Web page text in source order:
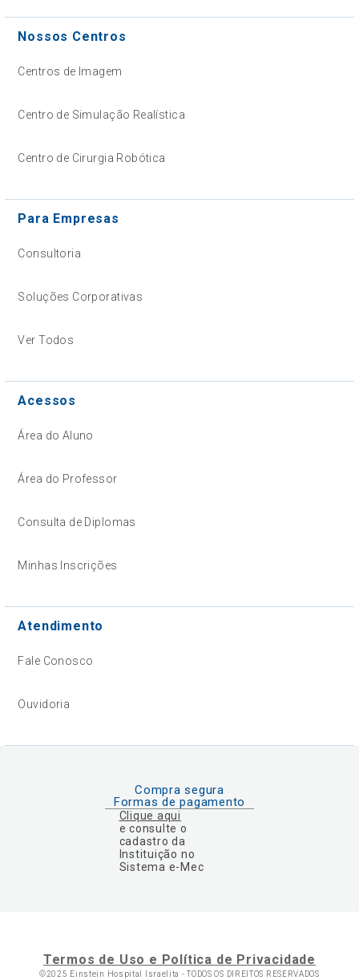
Nossos Centros
Centros de Imagem
Centro de Simulação Realística
Centro de Cirurgia Robótica
Para Empresas
Consultoria
Soluções Corporativas
Ver Todos
Acessos
Área do Aluno
Área do Professor
Consulta de Diplomas
Minhas Inscrições
Atendimento
Fale Conosco
Ouvidoria
Compra segura
Formas de pagamento
Clique aqui
e consulte o
cadastro da
Instituição no
Sistema e-Mec
Termos de Uso e Política de Privacidade
©2025 Einstein Hospital Israelita -TODOS OS DIREITOS RESERVADOS